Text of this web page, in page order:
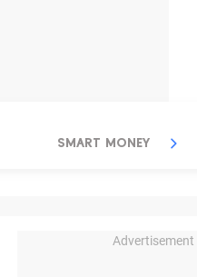
SMART MONEY
Advertisement